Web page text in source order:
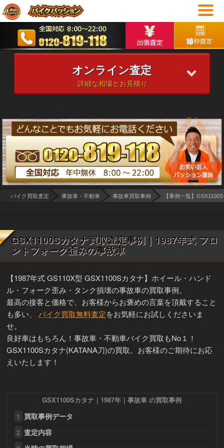
オンライン査定
詳細な相場とお見積り
バイク買取査定 事故車・不動車 事故車買取事例 【事例一覧】GSX1100S
GSX1100Sカタナ買取査定事例｜1987年式 フロ
ントフォーク歪みの事故車
【1987年式 GS110X型 GSX1100Sカタナ】ホイール・ハンド
ル・フォーク歪み・タンク損壊の事故車の買取事例。
最高の接客と価格で、お客様からお褒めの言葉を頂戴すること
も多い、バイク買取無料査定をお気軽にお試しくださいま
せ。
良好車はもちろん！事故車・不動車バイク買取もNo１！
GSX1100Sカタナ(KATANA刀)の買取。お客様のご期待にお応
えいたします！
GSX1100Sカタナ｜1987年｜事故車 の買取事例
1 買取事例データ
2 査定内容